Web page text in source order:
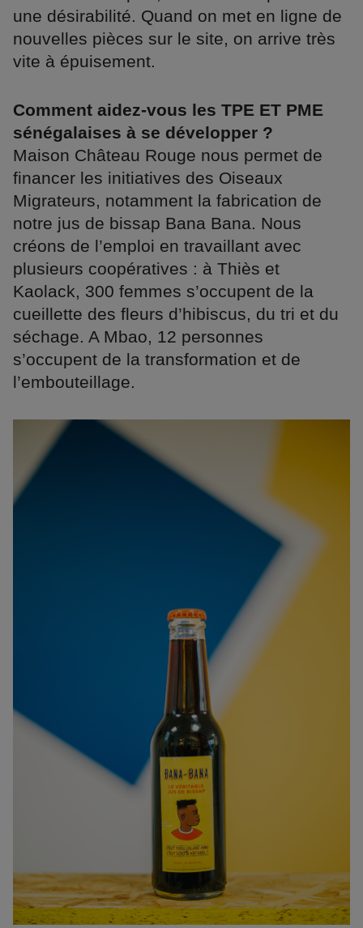
une désirabilité. Quand on met en ligne de
nouvelles pièces sur le site, on arrive très
vite à épuisement.
Comment aidez-vous les TPE ET PME
sénégalaises à se développer ?
Maison Château Rouge nous permet de
financer les initiatives des Oiseaux
Migrateurs, notamment la fabrication de
notre jus de bissap Bana Bana. Nous
créons de l’emploi en travaillant avec
plusieurs coopératives : à Thiès et
Kaolack, 300 femmes s’occupent de la
cueillette des fleurs d’hibiscus, du tri et du
séchage. A Mbao, 12 personnes
s’occupent de la transformation et de
l’embouteillage.